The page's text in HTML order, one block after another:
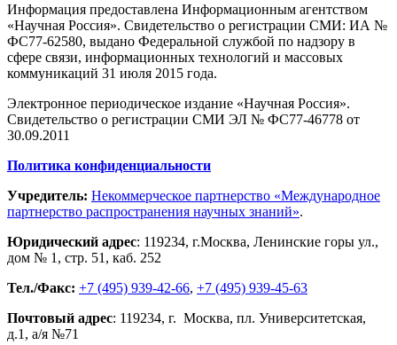
Информация предоставлена Информационным агентством
«Научная Россия». Свидетельство о регистрации СМИ: ИА №
ФС77-62580, выдано Федеральной службой по надзору в
сфере связи, информационных технологий и массовых
коммуникаций 31 июля 2015 года.
Электронное периодическое издание «Научная Россия».
Свидетельство о регистрации СМИ ЭЛ № ФС77-46778 от
30.09.2011
Политика конфиденциальности
Учредитель: Некоммерческое партнерство «Международное
партнерство распространения научных знаний».
Юридический адрес: 119234, г.Москва, Ленинские горы ул.,
дом № 1, стр. 51 , каб. 252
Тел./Факс: +7 (495) 939-42-66, +7 (495) 939-45-63
Почтовый адрес: 119234, г. Москва, пл. Университетская,
д.1 , а/я №71